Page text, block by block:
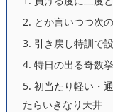
2. とか言いつつ次
3. 引き戻し特訓で
4. 特日の出る奇数
5. 初当たり軽い・
たらいきなり天井